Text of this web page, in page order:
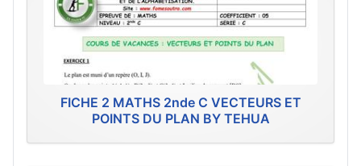
FICHE 2 MATHS 2nde C VECTEURS ET
POINTS DU PLAN BY TEHUA